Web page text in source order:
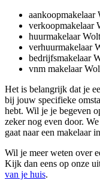
aankoopmakelaar
verkoopmakelaar
huurmakelaar
verhuurmakelaar
bedrijfsmakelaar
vnm makelaar
Het is belangrijk dat je
bij jouw specifieke
hebt. Wil je je begeven
zeker nog even door.
gaat naar een makelaar
Wil je meer weten over
Kijk dan eens op onze
van je huis.